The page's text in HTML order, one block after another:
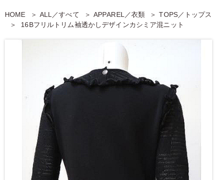
HOME ALL／すべて APPAREL／衣類
TOPS／トップス
16Bフリルトリム袖透かしデザインカシミア混ニット